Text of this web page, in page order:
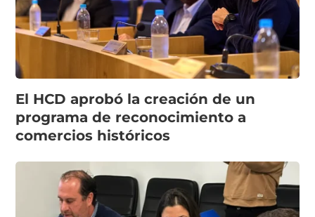
El HCD aprobó la creación de un
programa de reconocimiento a
comercios históricos